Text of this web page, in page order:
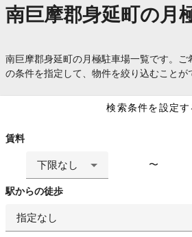
南巨摩郡身延町の月
南巨摩郡身延町の月極駐車場一覧です。
の条件を指定して、物件を絞り込むことが
検索条件を設定す
賃料
下限なし 〜
駅からの徒歩
指定なし